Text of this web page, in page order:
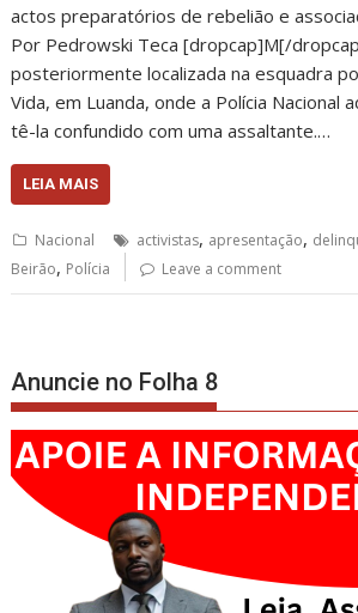
actos preparatórios de rebelião e
Por Pedrowski Teca [dropcap]M[/
posteriormente localizada na esquadra
Vida, em Luanda, onde a Polícia Nacional
tê-la confundido com uma assaltante.…
LEIA MAIS
Nacional activistas, apresentação,
Beirão, Polícia Leave a comment
Anuncie no Folha 8